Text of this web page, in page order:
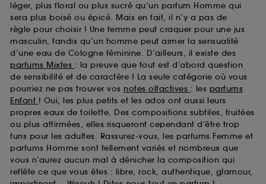
léger, plus floral ou plus sucré qu’un parfum Homme qui
sera plus boisé ou épicé. Mais en fait, il n’y a pas de
règle pour choisir ! Une femme peut craquer pour une jus
masculin, tandis qu’un homme peut aimer la sensualité
d’une eau de Cologne féminine. D’ailleurs, il existe des
parfums Mixtes : la preuve que tout est d’abord question
de sensibilité et de caractère ! La seule catégorie où vous
pourriez ne pas trouver vos notes olfactives : les parfums
Enfant ! Oui, les plus petits et les ados ont aussi leurs
propres eaux de toilette. Des compositions subtiles, fruitées
ou plus affirmées, elles risqueront cependant d’être trop
funs pour les adultes. Rassurez-vous, les parfums Femme et
parfums Homme sont tellement variés et nombreux que
vous n’aurez aucun mal à dénicher la composition qui
reflète ce que vous êtes : libre, rock, authentique, glamour,